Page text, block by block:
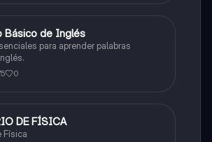
Básico de Inglés
para aprender palabras
0
DE FÍSICA
Física